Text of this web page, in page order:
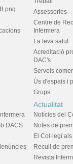
Assessories
Centre de
Infermera
La teva salut
Acreditació
DAC's
Serveis
Ús d'espais i
Grups
DACS
Actualitat
Notícies del
Notes de
El Col·legi
Recull de
Revista